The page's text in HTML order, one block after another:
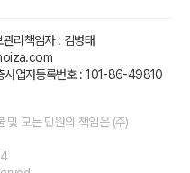
관리책임자 : 김병태
사업자등록번호 : 101-86-49810
및 모든 민원의 책임은 (주)